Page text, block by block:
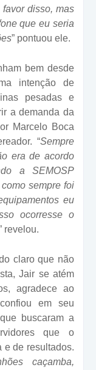
disso, mas
que eu seria
” pontuou ele.
bem desde
intenção de
pesadas e
a demanda da
Marcelo Boca
“Sempre
era de acordo
a SEMOSP
sempre foi
eu
ocorresse o
revelou.
claro que não
Jair se atém
agradece ao
em seu
buscaram a
que o
e de resultados.
caçamba,